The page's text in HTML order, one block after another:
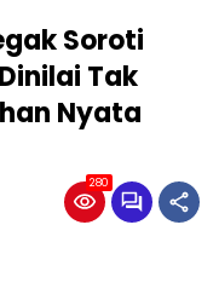
Soroti
Tak
Nyata
280